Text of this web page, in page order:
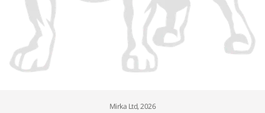
Mirka Ltd, 2026